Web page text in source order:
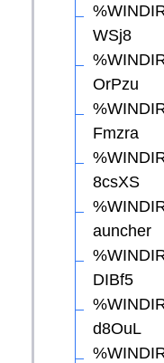
WSj8
OrPzu
Fmzra
8csXS
auncher
DIBf5
d8OuL